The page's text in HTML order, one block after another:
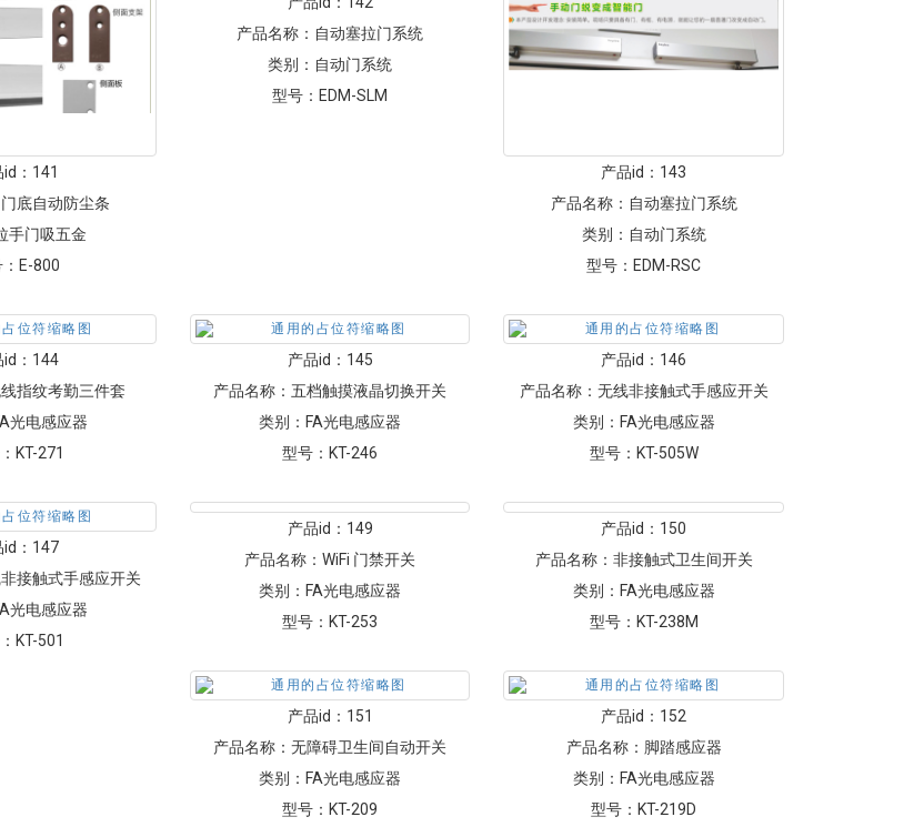
： 141
门底自动防尘条
手门吸五金
E-800
产品名称： 自动塞拉门系统
类别： 自动门系统
型号： EDM-SLM
产品id： 143
产品名称： 自动塞拉门系统
类别： 自动门系统
型号： EDM-RSC
： 144
指纹考勤三件套
光电感应器
KT-271
产品id： 145
产品名称：五档触摸液晶切换开关
类别： FA光电感应器
型号： KT-246
产品id： 146
产品名称： 无线非接触式手感应开关
类别： FA光电感应器
型号： KT-505W
： 147
接触式手感应开关
光电感应器
KT-501
产品id： 149
产品名称：WiFi 门禁开关
类别： FA光电感应器
型号： KT-253
产品id： 150
产品名称： 非接触式卫生间开关
类别： FA光电感应器
型号： KT-238M
产品id： 151
产品名称：无障碍卫生间自动开关
类别： FA光电感应器
型号： KT-209
产品id： 152
产品名称： 脚踏感应器
类别： FA光电感应器
型号： KT-219D